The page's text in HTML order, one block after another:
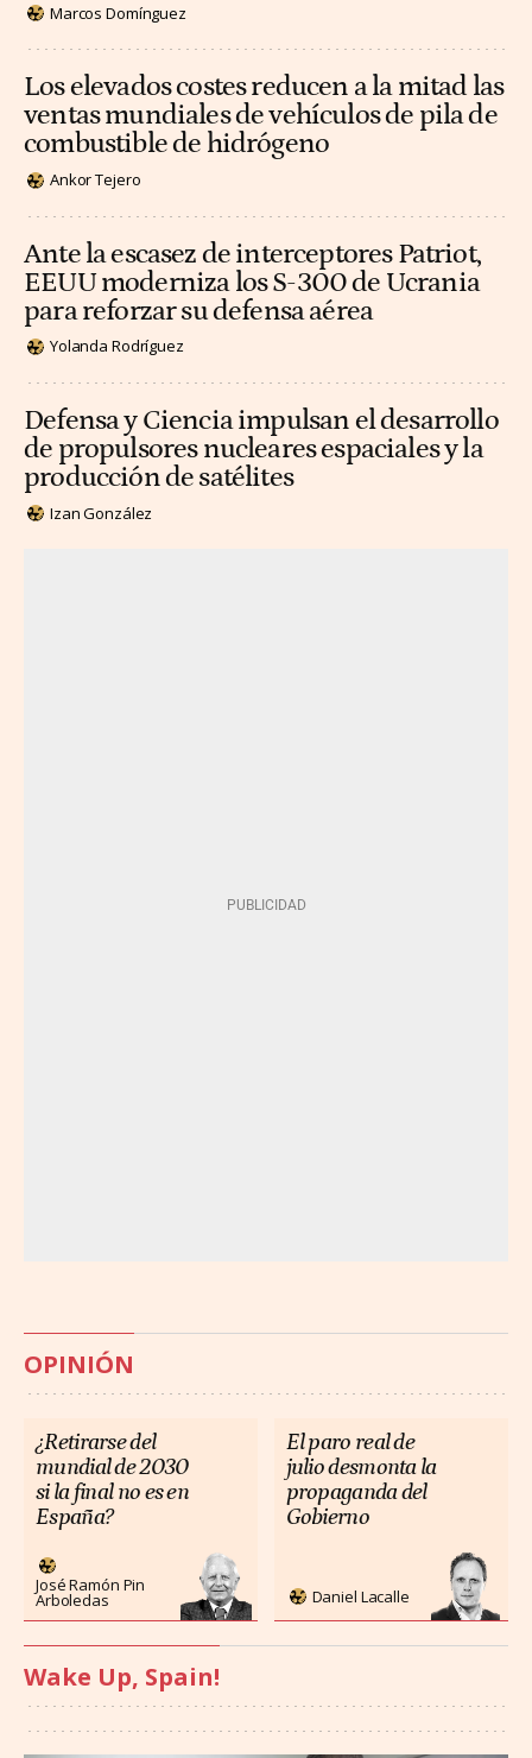
Marcos Domínguez
Los elevados costes reducen a la mitad las
ventas mundiales de vehículos de pila de
combustible de hidrógeno
Ankor Tejero
Ante la escasez de interceptores Patriot,
EEUU moderniza los S-300 de Ucrania
para reforzar su defensa aérea
Yolanda Rodríguez
Defensa y Ciencia impulsan el desarrollo
de propulsores nucleares espaciales y la
producción de satélites
Izan González
OPINIÓN
¿Retirarse del
mundial de 2030
si la final no es en
España?
José Ramón Pin
Arboledas
El paro real de
julio desmonta la
propaganda del
Gobierno
Daniel Lacalle
Wake Up, Spain!